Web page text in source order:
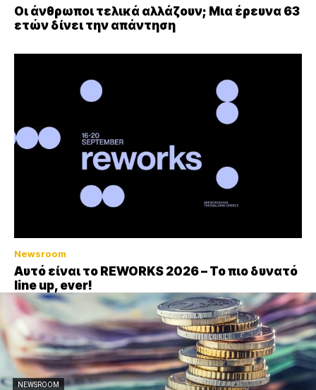
Οι άνθρωποι τελικά αλλάζουν; Μια έρευνα 63
ετών δίνει την απάντηση
Newsroom
Αυτό είναι το REWORKS 2026 – Το πιο δυνατό
line up, ever!
NEWSROOM